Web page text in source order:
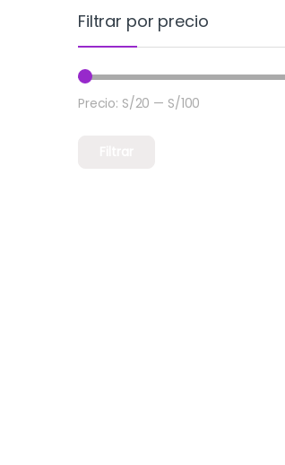
Filtrar por precio
Precio mínimo
Precio máximo
Precio: S/20 — S/100